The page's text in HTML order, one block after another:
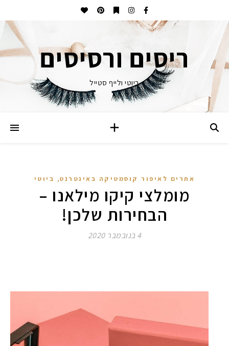
ריסים ורסיסים
ביוטי ולייף סטייל
אתרים לאיפור קוסמטיקה באינטרנט, ביוטי
מומלצי קיקו מילאנו –
הבחירות שלכן!
4 בנובמבר 2020